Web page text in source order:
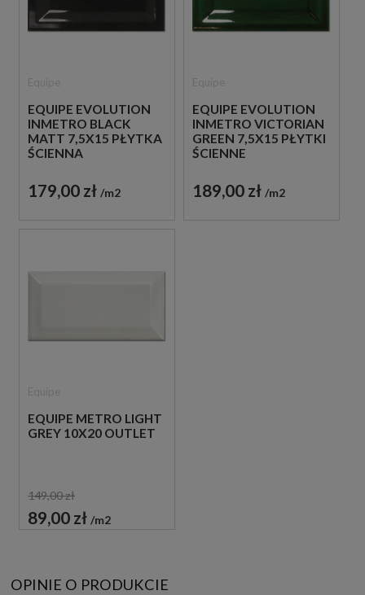
EQUIPE EVOLUTION
INMETRO BLACK
MATT 7,5X15 PŁYTKA
ŚCIENNA
179,00 zł m2
EQUIPE EVOLUTION
INMETRO VICTORIAN
GREEN 7,5X15 PŁYTKI
ŚCIENNE
189,00 zł m2
EQUIPE METRO LIGHT
GREY 10X20 OUTLET
149,00 zł
89,00 zł m2
OPINIE O PRODUKCIE